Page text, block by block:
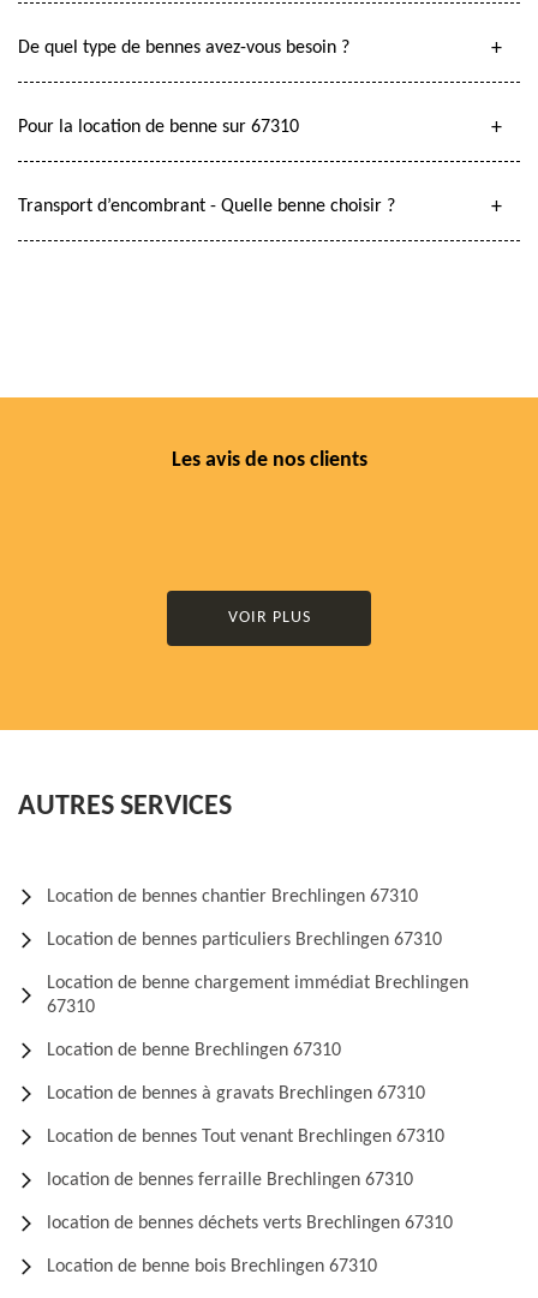
De quel type de bennes avez-vous besoin ?
Pour la location de benne sur 67310
Transport d’encombrant - Quelle benne choisir ?
Les avis de nos clients
VOIR PLUS
AUTRES SERVICES
Location de bennes chantier Brechlingen 67310
Location de bennes particuliers Brechlingen 67310
Location de benne chargement immédiat Brechlingen
67310
Location de benne Brechlingen 67310
Location de bennes à gravats Brechlingen 67310
Location de bennes Tout venant Brechlingen 67310
location de bennes ferraille Brechlingen 67310
location de bennes déchets verts Brechlingen 67310
Location de benne bois Brechlingen 67310